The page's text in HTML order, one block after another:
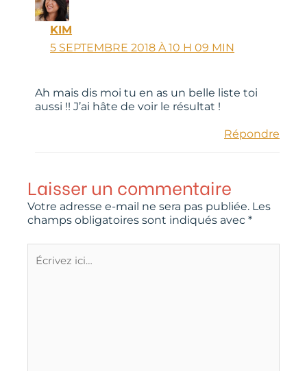
KIM
5 SEPTEMBRE 2018 À 10 H 09 MIN
Ah mais dis moi tu en as un belle liste toi
aussi !! J’ai hâte de voir le résultat !
Répondre
Laisser un commentaire
Votre adresse e-mail ne sera pas publiée. Les
champs obligatoires sont indiqués avec *
ici…